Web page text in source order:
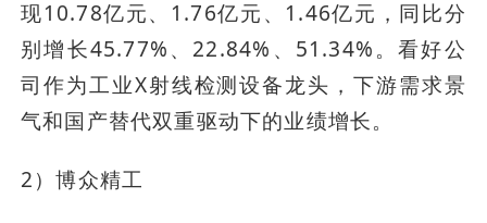
现10.78亿元、1.76亿元、1.46亿元，同比分
别增长45.77%、22.84%、51.34%。看好公
司作为工业X射线检测设备龙头，下游需求景
气和国产替代双重驱动下的业绩增长。
2）博众精工